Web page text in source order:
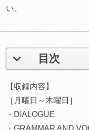
い。
目次
【収録内容】
［月曜日～木曜日］
・DIALOGUE
・GRAMMAR AND